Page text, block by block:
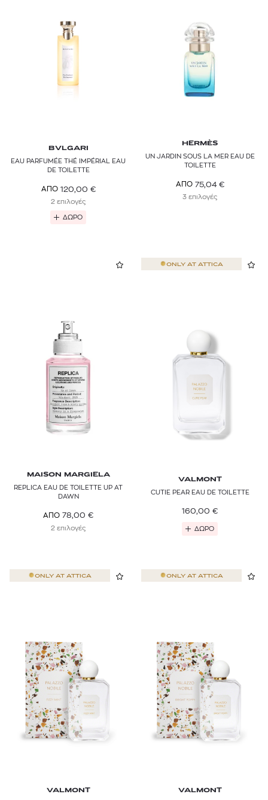
BVLGARI
EAU PARFUMÉE THÉ IMPÉRIAL EAU
DE TOILETTE
ΑΠΟ 120,00 €
2 επιλογές
ΔΩΡΟ
HERMÈS
UN JARDIN SOUS LA MER EAU DE
TOILETTE
ΑΠΟ 75,04 €
3 επιλογές
MAISON MARGIELA
REPLICA EAU DE TOILETTE UP AT
DAWN
ΑΠΟ 78,00 €
2 επιλογές
ONLY AT ATTICA
VALMONT
CUTIE PEAR EAU DE TOILETTE
160,00 €
ΔΩΡΟ
ONLY AT ATTICA
VALMONT
ONLY AT ATTICA
VALMONT